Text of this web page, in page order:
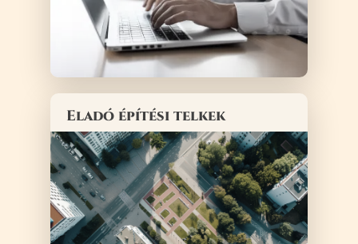
Eladó építési telkek